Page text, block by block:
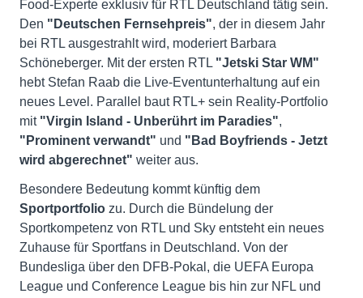
Food-Experte exklusiv für RTL Deutschland tätig sein.
Den "Deutschen Fernsehpreis", der in diesem Jahr
bei RTL ausgestrahlt wird, moderiert Barbara
Schöneberger. Mit der ersten RTL "Jetski Star WM"
hebt Stefan Raab die Live-Eventunterhaltung auf ein
neues Level. Parallel baut RTL+ sein Reality-Portfolio
mit "Virgin Island - Unberührt im Paradies",
"Prominent verwandt" und "Bad Boyfriends - Jetzt
wird abgerechnet" weiter aus.
Besondere Bedeutung kommt künftig dem
Sportportfolio zu. Durch die Bündelung der
Sportkompetenz von RTL und Sky entsteht ein neues
Zuhause für Sportfans in Deutschland. Von der
Bundesliga über den DFB-Pokal, die UEFA Europa
League und Conference League bis hin zur NFL und